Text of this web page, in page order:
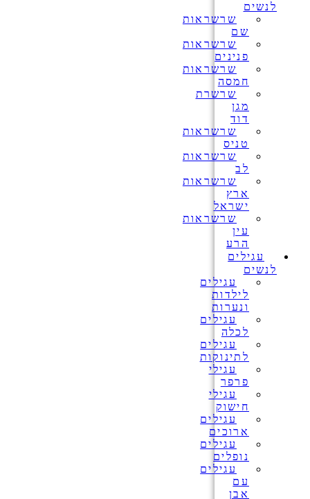
לנשים
שרשראות
שם
שרשראות
פנינים
שרשראות
חמסה
שרשרת
מגן
דוד
שרשראות
טניס
שרשראות
לב
שרשראות
ארץ
ישראל
שרשראות
עין
הרע
עגילים
לנשים
עגילים
לילדות
ונערות
עגילים
לכלה
עגילים
לתינוקות
עגילי
פרפר
עגילי
חישוק
עגילים
ארוכים
עגילים
נופלים
עגילים
עם
אבן